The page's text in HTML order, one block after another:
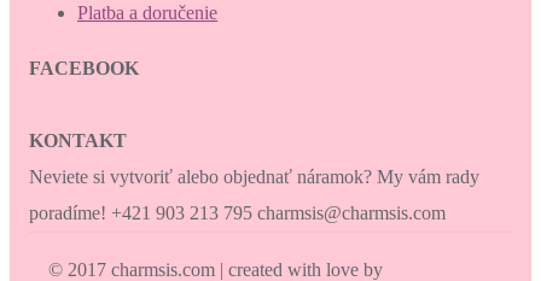
Platba a doručenie
FACEBOOK
KONTAKT
Neviete si vytvoriť alebo objednať náramok? My vám rady
poradíme! +421 903 213 795 charmsis@charmsis.com
© 2017 charmsis.com | created with love by